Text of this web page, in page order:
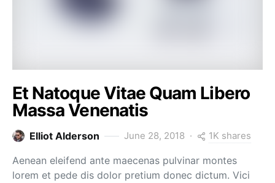
Et Natoque Vitae Quam Libero
Massa Venenatis
Elliot Alderson June 28, 2018 1K shares
Aenean eleifend ante maecenas pulvinar montes
lorem et pede dis dolor pretium donec dictum. Vici